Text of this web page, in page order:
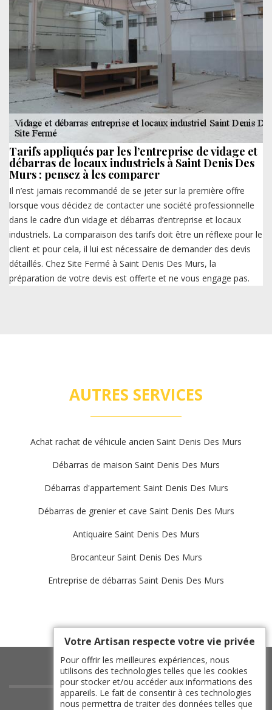
Tarifs appliqués par les l’entreprise de vidage et
débarras de locaux industriels à Saint Denis Des
Murs : pensez à les comparer
Il n’est jamais recommandé de se jeter sur la première offre
lorsque vous décidez de contacter une société professionnelle
dans le cadre d’un vidage et débarras d’entreprise et locaux
industriels. La comparaison des tarifs doit être un réflexe pour le
client et pour cela, il lui est nécessaire de demander des devis
détaillés. Chez Site Fermé à Saint Denis Des Murs, la
préparation de votre devis est offerte et ne vous engage pas.
AUTRES SERVICES
Achat rachat de véhicule ancien Saint Denis Des Murs
Débarras de maison Saint Denis Des Murs
Débarras d'appartement Saint Denis Des Murs
Débarras de grenier et cave Saint Denis Des Murs
Antiquaire Saint Denis Des Murs
Brocanteur Saint Denis Des Murs
Entreprise de débarras Saint Denis Des Murs
indisponible
Votre Artisan respecte votre vie privée
Pour offrir les meilleures expériences, nous
utilisons des technologies telles que les cookies
pour stocker et/ou accéder aux informations des
appareils. Le fait de consentir à ces technologies
nous permettra de traiter des données telles que